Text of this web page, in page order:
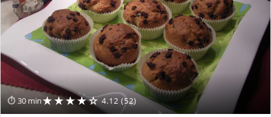
⏱ 30 min★★★★☆ 4.12 (52)